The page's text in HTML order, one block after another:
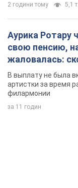
2 години тому 5,1 т.
Аурика Ротару
свою пенсию,
жаловалась:
певица
В выплату не была
артистки за время
филармонии
за 11 годин